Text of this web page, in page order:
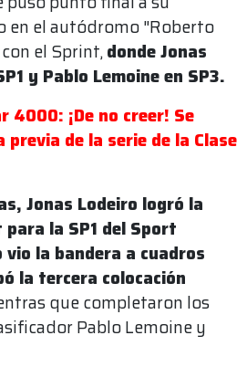
en el autódromo "Roberto
el Sprint,donde Jonas
y Pablo Lemoine en SP3.
4000: ¡De no creer! Se
de la serie de la Clase
Jonas Lodeiro logró la
la SP1 del Sport
la bandera a cuadros
la tercera colocación
que completaron los
Pablo Lemoine y